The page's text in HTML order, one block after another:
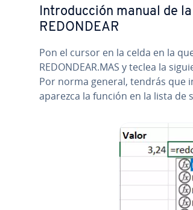
In­tro­du­c­ción manual de
REDONDEAR
Pon el cursor en la celda en la
REDONDEAR.MAS y teclea la
Por norma general, tendrás que
aparezca la función en la lista de